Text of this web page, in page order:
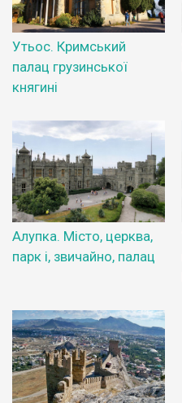
Утьос. Кримський
палац грузинської
княгині
Алупка. Місто, церква,
парк і, звичайно, палац